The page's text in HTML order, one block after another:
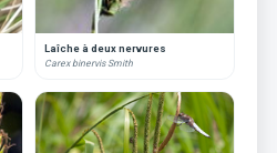
Laîche à deux nervures
Carex binervis Smith